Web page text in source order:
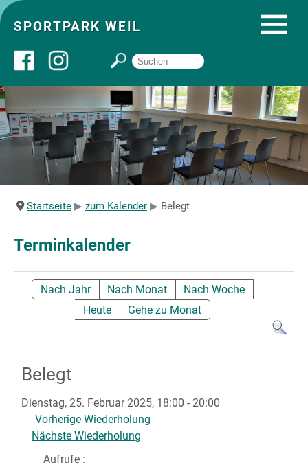
SPORTPARK WEIL
Über uns
Startseite
Angebote
Sportpark
Startseite zum Kalender Belegt
Terminkalender
Nach Jahr Nach Monat
Nach Woche
Heute
Gehe zu Monat
Belegt
Dienstag, 25. Februar 2025, 18:00 - 20:00
Vorherige Wiederholung
Nächste Wiederholung
Aufrufe: